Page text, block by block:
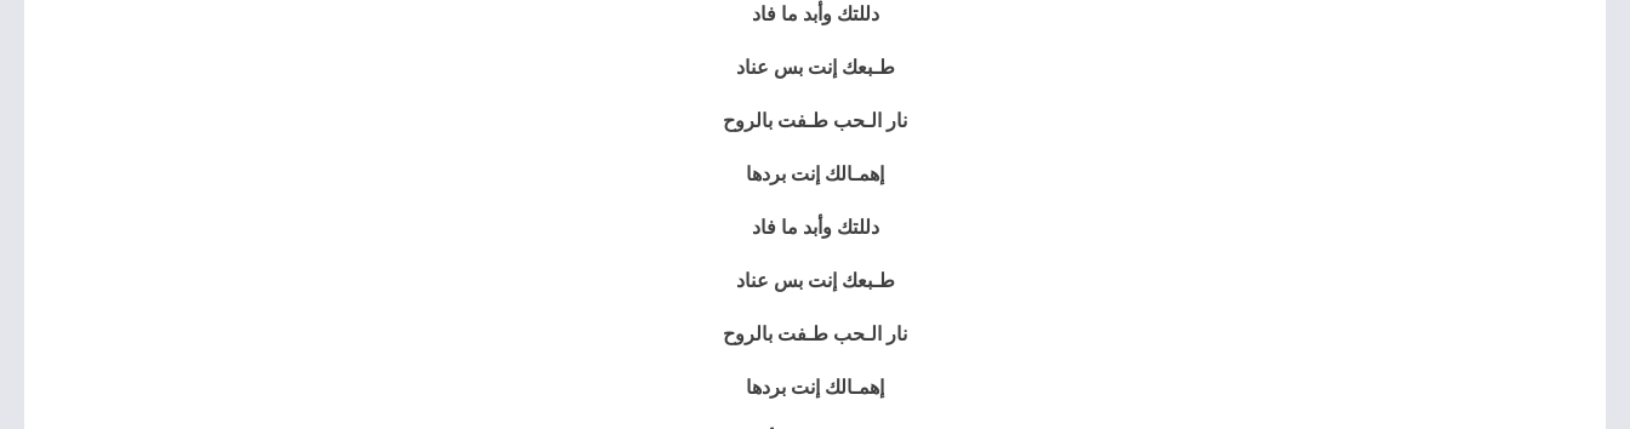
دللتك وأبد ما فاد
طـبعك إنت بس عناد
نار الـحب طـفت بالروح
إهمـالك إنت بردها
دللتك وأبد ما فاد
طـبعك إنت بس عناد
نار الـحب طـفت بالروح
إهمـالك إنت بردها